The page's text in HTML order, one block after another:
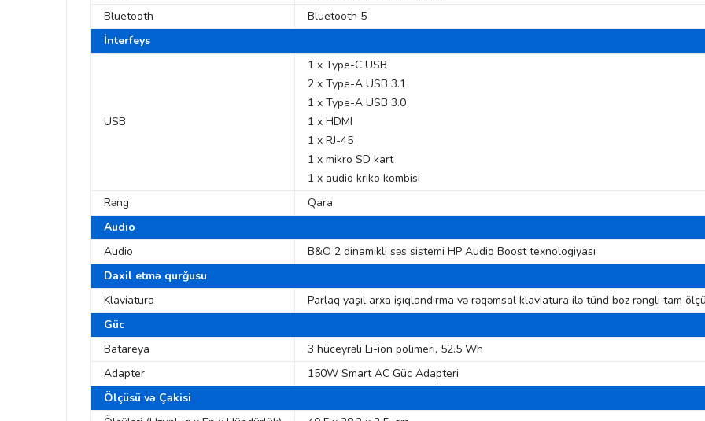
Bluetooth
Bluetooth 5
İnterfeys
USB
1 x Type-C USB
2 x Type-A USB 3.1
1 x Type-A USB 3.0
1 x HDMI
1 x RJ-45
1 x mikro SD kart
1 x audio kriko kombisi
Rəng
Qara
Audio
Audio
B&O 2 dinamikli səs sistemi HP Audio Boost texnologiyası
Daxil etmə qurğusu
Klaviatura
Parlaq yaşıl arxa işıqlandırma və rəqəmsal klaviatura ilə tünd boz rəngli tam
Güc
Batareya
3 hüceyrəli Li-ion polimeri, 52.5 Wh
Adapter
150W Smart AC Güc Adapteri
Ölçüsü və Çəkisi